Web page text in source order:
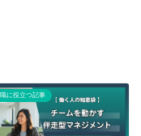
に役立つ記事